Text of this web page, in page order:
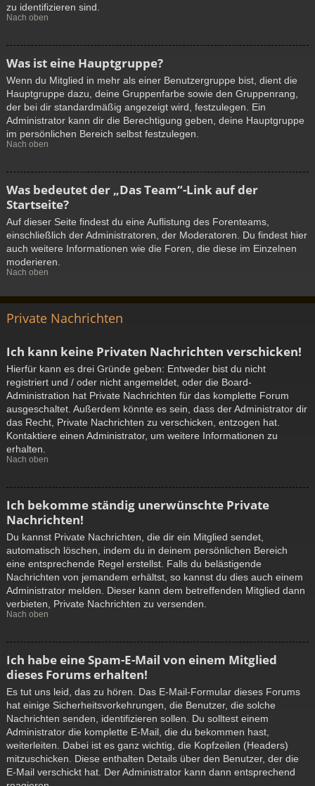
zu identifizieren sind.
Nach oben
Was ist eine Hauptgruppe?
Wenn du Mitglied in mehr als einer Benutzergruppe bist, dient die
Hauptgruppe dazu, deine Gruppenfarbe sowie den Gruppenrang,
der bei dir standardmäßig angezeigt wird, festzulegen. Ein
Administrator kann dir die Berechtigung geben, deine Hauptgruppe
im persönlichen Bereich selbst festzulegen.
Nach oben
Was bedeutet der „Das Team“-Link auf der
Startseite?
Auf dieser Seite findest du eine Auflistung des Forenteams,
einschließlich der Administratoren, der Moderatoren. Du findest hier
auch weitere Informationen wie die Foren, die diese im Einzelnen
moderieren.
Nach oben
Private Nachrichten
Ich kann keine Privaten Nachrichten verschicken!
Hierfür kann es drei Gründe geben: Entweder bist du nicht
registriert und / oder nicht angemeldet, oder die Board-
Administration hat Private Nachrichten für das komplette Forum
ausgeschaltet. Außerdem könnte es sein, dass der Administrator dir
das Recht, Private Nachrichten zu verschicken, entzogen hat.
Kontaktiere einen Administrator, um weitere Informationen zu
erhalten.
Nach oben
Ich bekomme ständig unerwünschte Private
Nachrichten!
Du kannst Private Nachrichten, die dir ein Mitglied sendet,
automatisch löschen, indem du in deinem persönlichen Bereich
eine entsprechende Regel erstellst. Falls du belästigende
Nachrichten von jemandem erhältst, so kannst du dies auch einem
Administrator melden. Dieser kann dem betreffenden Mitglied dann
verbieten, Private Nachrichten zu versenden.
Nach oben
Ich habe eine Spam-E-Mail von einem Mitglied
dieses Forums erhalten!
Es tut uns leid, das zu hören. Das E-Mail-Formular dieses Forums
hat einige Sicherheitsvorkehrungen, die Benutzer, die solche
Nachrichten senden, identifizieren sollen. Du solltest einem
Administrator die komplette E-Mail, die du bekommen hast,
weiterleiten. Dabei ist es ganz wichtig, die Kopfzeilen (Headers)
mitzuschicken. Diese enthalten Details über den Benutzer, der die
E-Mail verschickt hat. Der Administrator kann dann entsprechend